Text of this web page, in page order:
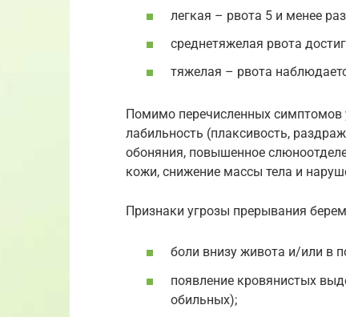
легкая – рвота 5 и менее
среднетяжелая рвота
тяжелая – рвота
Помимо перечисленных
лабильность (плаксивость,
обоняния, повышенное
кожи, снижение массы тела и
Признаки угрозы прерывания
боли внизу живота и/или в
появление кровянистых
обильных);